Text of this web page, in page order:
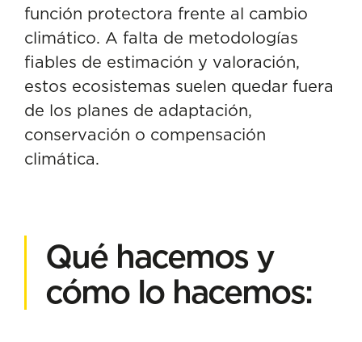
función protectora frente al cambio
climático. A falta de metodologías
fiables de estimación y valoración,
estos ecosistemas suelen quedar fuera
de los planes de adaptación,
conservación o compensación
climática.
Qué hacemos y
cómo lo hacemos: